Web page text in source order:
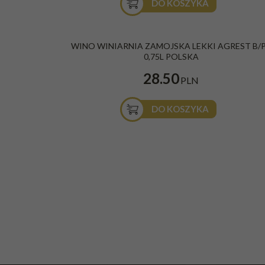
DO KOSZYKA
WINO WINIARNIA ZAMOJSKA LEKKI AGREST B/
0,75L POLSKA
28.50PLN
DO KOSZYKA